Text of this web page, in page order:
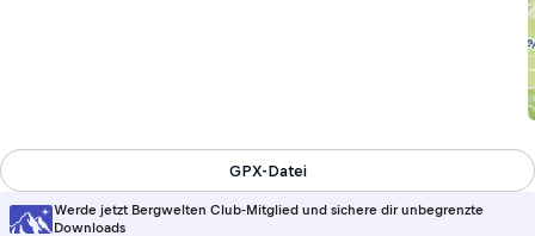
Werde jetzt Bergwelten Club-Mitglied und sichere dir unbegrenzte
Downloads
GPX-Datei